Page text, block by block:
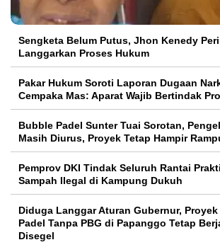
Sengketa Belum Putus, Jhon Kenedy
Langgarkan Proses Hukum
Pakar Hukum Soroti Laporan Dugaan
Cempaka Mas: Aparat Wajib Bertindak
Bubble Padel Sunter Tuai Sorotan,
Masih Diurus, Proyek Tetap Hampir
Pemprov DKI Tindak Seluruh Rantai
Sampah Ilegal di Kampung Dukuh
Diduga Langgar Aturan Gubernur,
Padel Tanpa PBG di Papanggo Tetap
Disegel